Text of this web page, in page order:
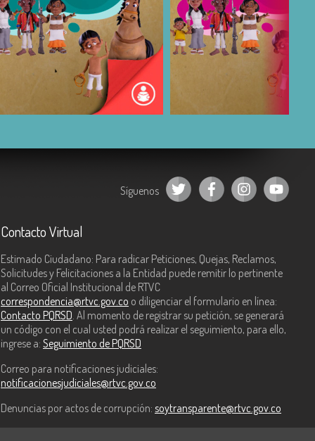
Síguenos
Contacto Virtual
Estimado Ciudadano: Para radicar Peticiones, Quejas, Reclamos,
Solicitudes y Felicitaciones a la Entidad puede remitir lo pertinente
al Correo Oficial Institucional de RTVC
correspondencia@rtvc.gov.co o diligenciar el formulario en línea:
Contacto PQRSD . Al momento de registrar su petición, se generará
un código con el cual usted podrá realizar el seguimiento, para ello,
ingrese a: Seguimiento de PQRSD
Correo para notificaciones judiciales:
notificacionesjudiciales@rtvc.gov.co
Denuncias por actos de corrupción: soytransparente@rtvc.gov.co